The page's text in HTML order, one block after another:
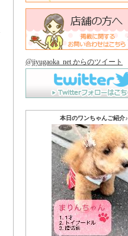
@jiyugaoka_net からのツイート
本日のワンちゃんご紹介♪